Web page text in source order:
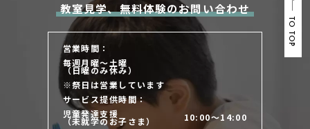
TO TOP
教室見学、無料体験のお問い合わせ
営業時間：
毎週月曜～土曜
（日曜のみ休み）
※祭日は営業しています
サービス提供時間：
児童発達支援
（未就学のお子さま）
10:00～14:00